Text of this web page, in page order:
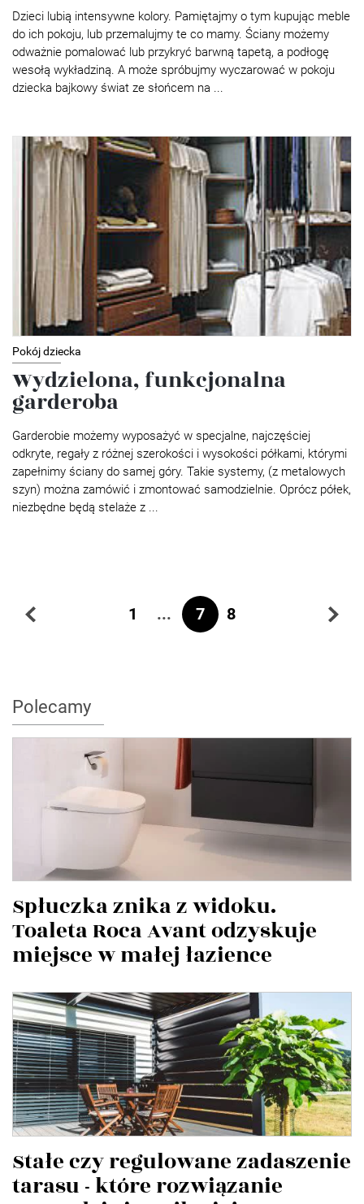
Dzieci lubią intensywne kolory. Pamiętajmy o tym kupując meble
do ich pokoju, lub przemalujmy te co mamy. Ściany możemy
odważnie pomalować lub przykryć barwną tapetą, a podłogę
wesołą wykładziną. A może spróbujmy wyczarować w pokoju
dziecka bajkowy świat ze słońcem na ...
Pokój dziecka
Wydzielona, funkcjonalna
garderoba
Garderobie możemy wyposażyć w specjalne, najczęściej
odkryte, regały z różnej szerokości i wysokości półkami, którymi
zapełnimy ściany do samej góry. Takie systemy, (z metalowych
szyn) można zamówić i zmontować samodzielnie. Oprócz półek,
niezbędne będą stelaże z ...
1 ... 7 8
Polecamy
Spłuczka znika z widoku.
Toaleta Roca Avant odzyskuje
miejsce w małej łazience
Stałe czy regulowane zadaszenie
tarasu - które rozwiązanie